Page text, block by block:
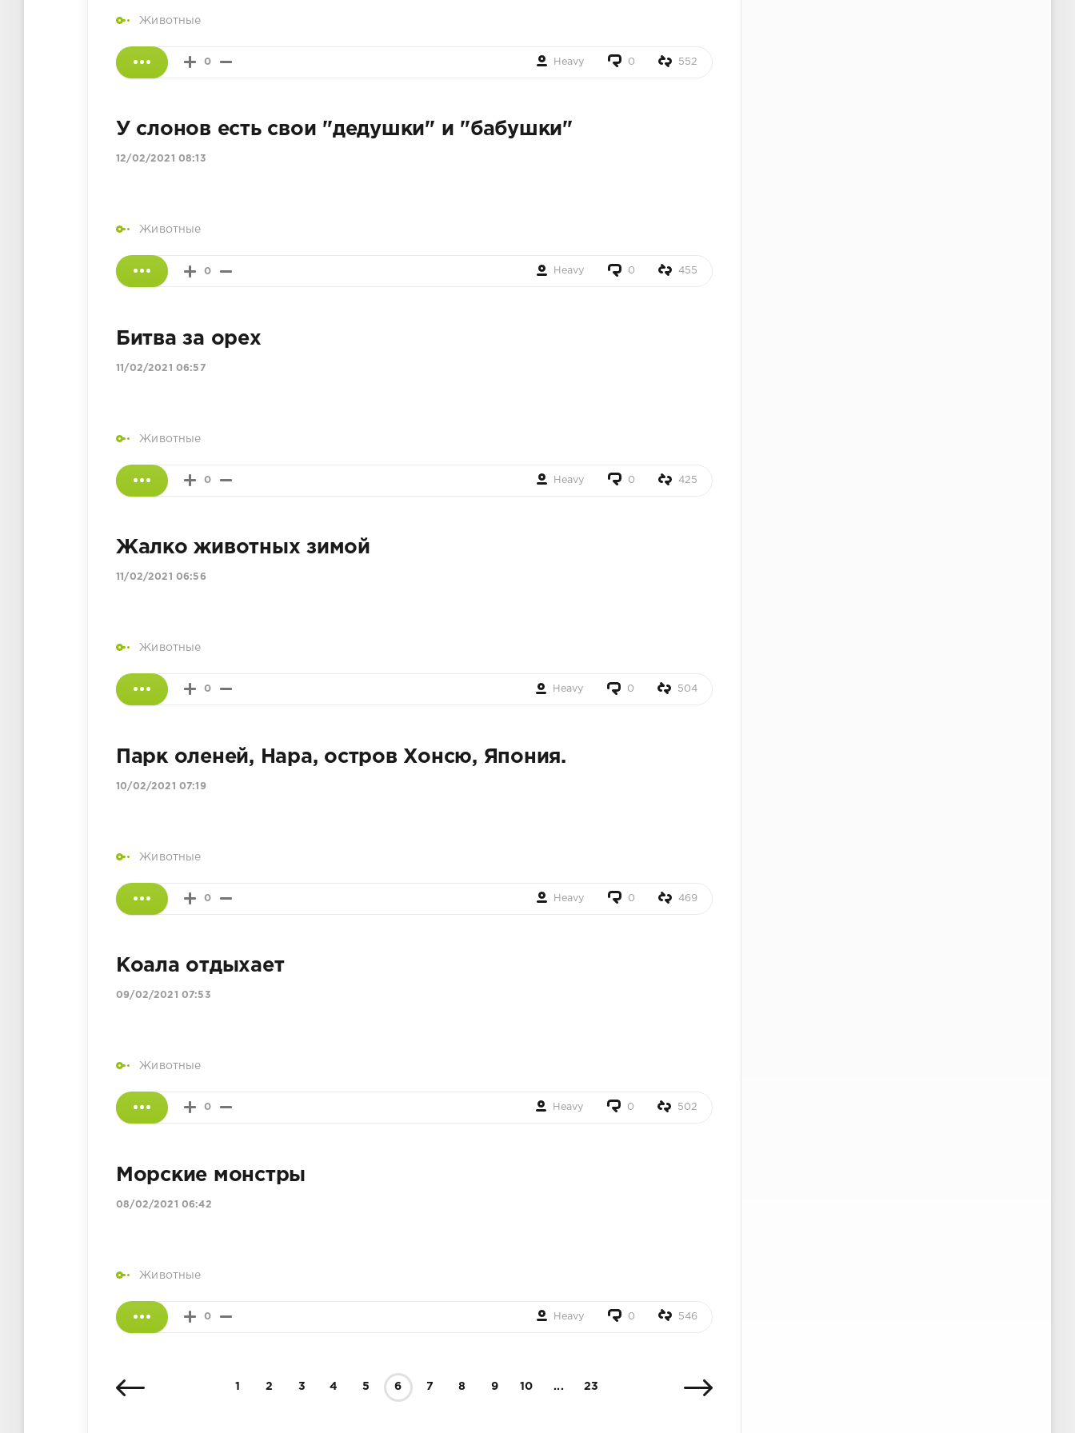
Животные
0 Heavy 0 552
У слонов есть свои "дедушки" и "бабушки"
12/02/2021 08:13
Животные
0 Heavy 0 455
Битва за орех
11/02/2021 06:57
Животные
0 Heavy 0 425
Жалко животных зимой
11/02/2021 06:56
Животные
0 Heavy 0 504
Парк оленей, Нара, остров Хонсю, Япония.
10/02/2021 07:19
Животные
0 Heavy 0 469
Коала отдыхает
09/02/2021 07:53
Животные
0 Heavy 0 502
Морские монстры
08/02/2021 06:42
Животные
0 Heavy 0 546
1 2 3 4 5 6 7 8 9 10 ... 23